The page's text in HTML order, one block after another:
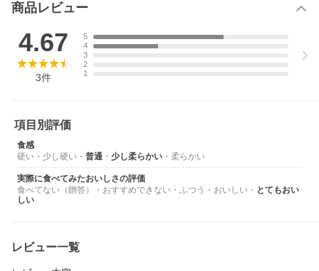
商品レビュー
4.67
3件
5
4
3
2
1
項目別評価
食感
硬い ・ 少し硬い ・ 普通 ・ 少し柔らかい ・ 柔らかい
実際に食べてみたおいしさの評価
食べてない（贈答）
・ おすすめできない ・ ふつう ・ おいしい ・ とてもおい
しい
レビュー一覧